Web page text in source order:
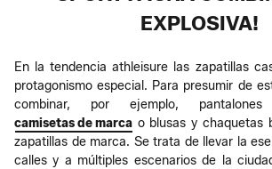
EXPLOSIVA!
En la tendencia athleisure las zapatillas
protagonismo especial. Para presumir de
combinar, por ejemplo,
camisetas de marca o blusas y chaquetas
zapatillas de marca. Se trata de llevar la
calles y a múltiples escenarios de la